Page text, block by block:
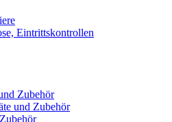
Eintrittskontrollen
Zubehör
und Zubehör